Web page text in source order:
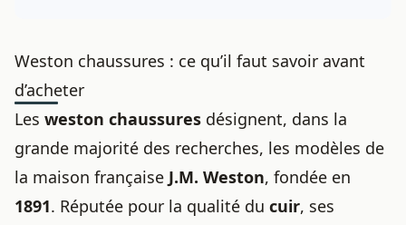
Weston chaussures : ce qu’il faut savoir avant
d’acheter
Les weston chaussures désignent, dans la
grande majorité des recherches, les modèles de
la maison française J.M. Weston, fondée en
1891. Réputée pour la qualité du cuir, ses